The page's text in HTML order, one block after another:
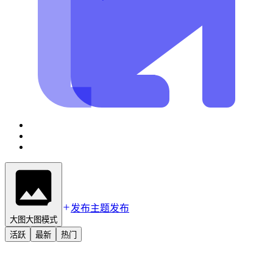
大图大图模式
发布主题发布
活跃 最新 热门